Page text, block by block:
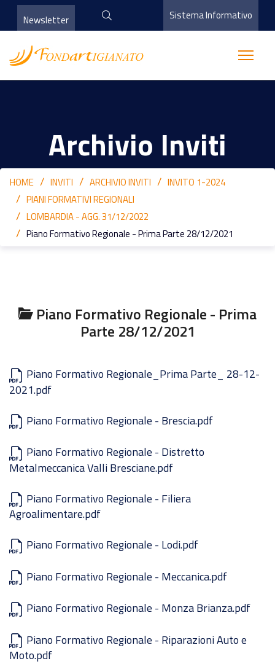
Newsletter Sistema Informativo
Archivio Inviti
HOME INVITI ARCHIVIO INVITI
INVITO 1-2024
PIANI FORMATIVI REGIONALI
LOMBARDIA - AGG. 31/12/2022
Piano Formativo Regionale - Prima Parte 28/12/2021
Piano Formativo Regionale - Prima
Parte 28/12/2021
Piano Formativo Regionale_Prima Parte_ 28-12-
2021.pdf
Piano Formativo Regionale - Brescia.pdf
Piano Formativo Regionale - Distretto
Metalmeccanica Valli Bresciane.pdf
Piano Formativo Regionale - Filiera
Agroalimentare.pdf
Piano Formativo Regionale - Lodi.pdf
Piano Formativo Regionale - Meccanica.pdf
Piano Formativo Regionale - Monza Brianza.pdf
Piano Formativo Regionale - Riparazioni Auto e
Moto.pdf